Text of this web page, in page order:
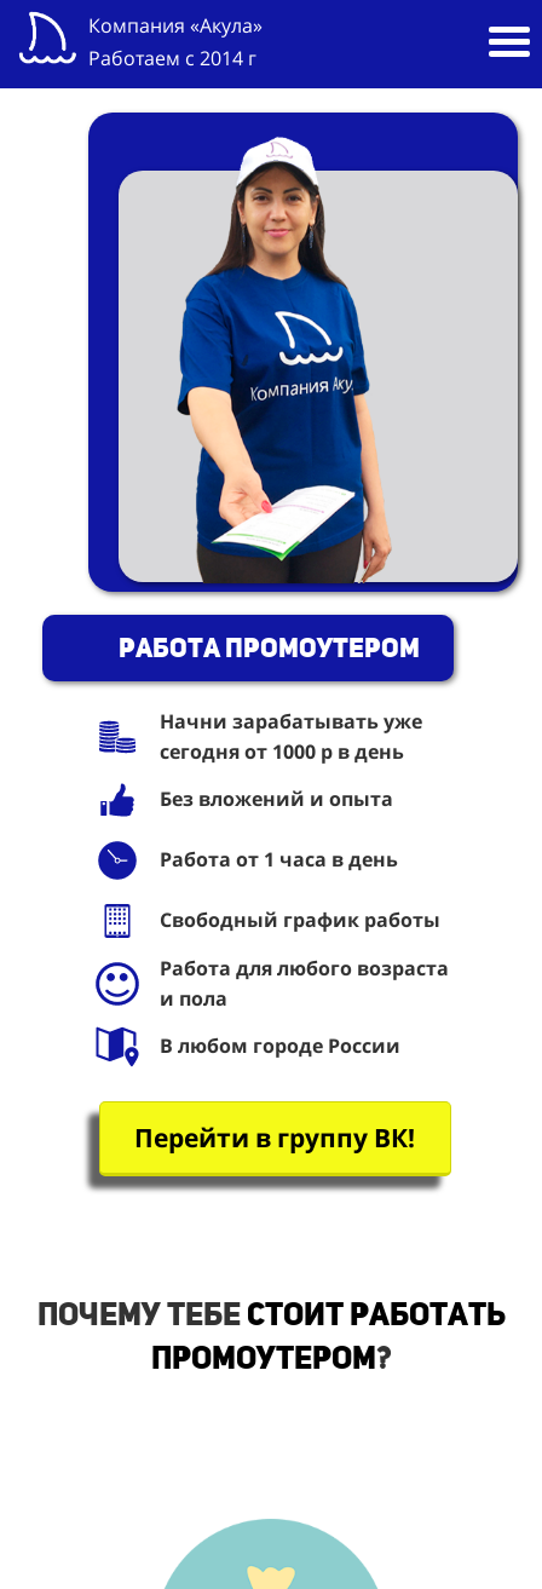
Компания «Акула»
Работаем с 2014 г
Работа промоутером
Начни зарабатывать уже
сегодня от 1000 р в день
Без вложений и опыта
Работа от 1 часа в день
Свободный график работы
Работа для любого возраста
и пола
В любом городе России
Перейти в группу ВК!
Почему тебе стоит работать
промоутером?